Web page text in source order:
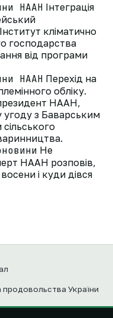
НААН Інтеграція
кліматично
господарства
від програми
НААН Перехід на
обліку.
НААН,
угоду з Баварським
Не
НААН розповів,
і куди дівся
продовольства України